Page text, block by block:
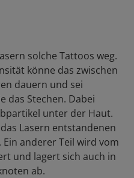
solche Tattoos weg.
könne das zwischen
dauern und sei
das Stechen. Dabei
unter der Haut.
Lasern entstandenen
anderer Teil wird vom
und lagert sich auch in
ab.